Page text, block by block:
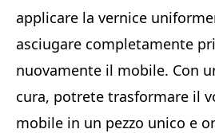
applicare la vernice
asciugare completamente
nuovamente il mobile. Con
cura, potrete trasformare il
mobile in un pezzo unico e